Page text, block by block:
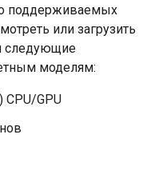
поддерживаемых
или загрузить
следующие
моделям:
CPU/GPU